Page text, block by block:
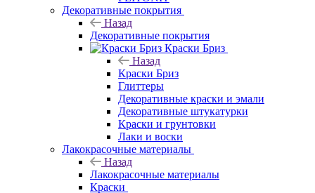
Декоративные покрытия
Назад
Декоративные покрытия
Краски Бриз
Назад
Краски Бриз
Глиттеры
Декоративные краски и эмали
Декоративные штукатурки
Краски и грунтовки
Лаки и воски
Лакокрасочные материалы
Назад
Лакокрасочные материалы
Краски